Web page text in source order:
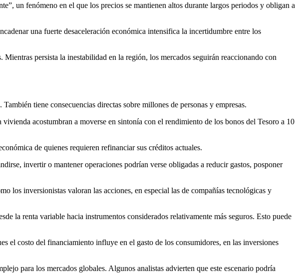
un fenómeno en el que los precios se mantienen altos durante largos periodos y obligan a
una fuerte desaceleración económica intensifica la incertidumbre entre los
persista la inestabilidad en la región, los mercados seguirán reaccionando con
tiene consecuencias directas sobre millones de personas y empresas.
acostumbran a moverse en sintonía con el rendimiento de los bonos del Tesoro a 10
de quienes requieren refinanciar sus créditos actuales.
invertir o mantener operaciones podrían verse obligadas a reducir gastos, posponer
los inversionistas valoran las acciones, en especial las de compañías tecnológicas y
la renta variable hacia instrumentos considerados relativamente más seguros. Esto puede
el costo del financiamiento influye en el gasto de los consumidores, en las inversiones
para los mercados globales. Algunos analistas advierten que este escenario podría